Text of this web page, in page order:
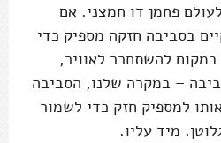
פחמן דו חמצני. אם
בסביבה חזקה מספיק כדי
להשתחרר לאוויר,
– במקרה שלנו, הסביבה
למספיק חזק כדי לשמור
מיד עליו.